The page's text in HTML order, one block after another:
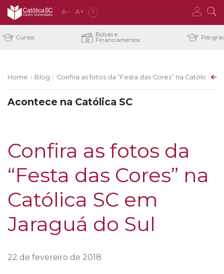
A- A+ ?
Cursos Bolsas e
Financiamentos Pós-
Home / Blog / Confira as fotos da “Festa das Cores” na Católica
Acontece na Católica SC
Confira as fotos da
“Festa das Cores” na
Católica SC em
Jaraguá do Sul
22 de fevereiro de 2018